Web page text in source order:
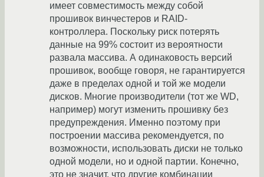
имеет совместимость между собой
прошивок винчестеров и RAID-
контроллера. Поскольку риск потерять
данные на 99% состоит из вероятности
развала массива. А одинаковость версий
прошивок, вообще говоря, не гарантируется
даже в пределах одной и той же модели
дисков. Многие производители (тот же WD,
например) могут изменить прошивку без
предупреждения. Именно поэтому при
построении массива рекомендуется, по
возможности, использовать диски не только
одной модели, но и одной партии. Конечно,
это не значит, что другие комбинации